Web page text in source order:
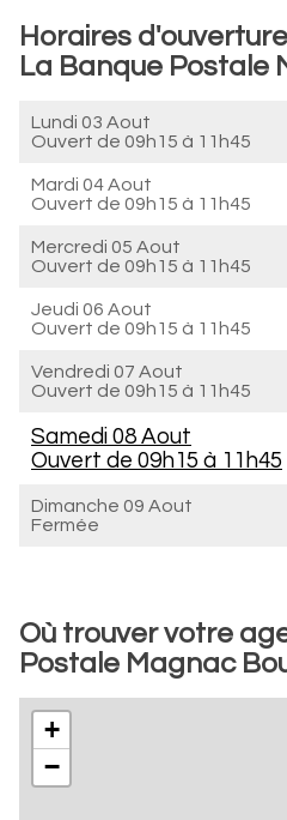
Horaires
La Banque Postale
Lundi 03 Aout
Ouvert de 09h15 à 11h45
Mardi 04 Aout
Ouvert de 09h15 à 11h45
Mercredi 05 Aout
Ouvert de 09h15 à 11h45
Jeudi 06 Aout
Ouvert de 09h15 à 11h45
Vendredi 07 Aout
Ouvert de 09h15 à 11h45
Samedi 08 Aout
Ouvert de 09h15 à 11h45
Dimanche 09 Aout
Fermée
Où trouver votre
Postale Magnac
+
−